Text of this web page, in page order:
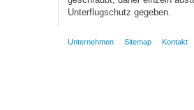
Unterflugschutz gegeben.
Unternehmen Sitemap Kontakt